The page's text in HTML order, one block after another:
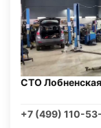
СТО Лобненская
+7 (499) 110-